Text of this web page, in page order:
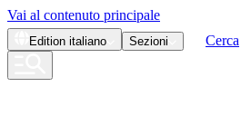
Vai al contenuto principale
Edition italiano Sezioni Cerca